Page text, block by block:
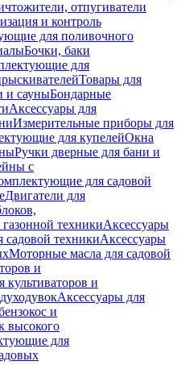
отпугиватели
и контроль
для поливочного
Бочки, баки
для
Товары для
и сауныБондарные
Аксессуары для
Измерительные приборы для
для купелейОкна
Ручки дверные для бани и
с
для садовой
Двигатели для
техникиАксессуары
садовой техникиАксессуары
Моторные масла для садовой
и
культиваторов и
Аксессуары для
и
высокого
для